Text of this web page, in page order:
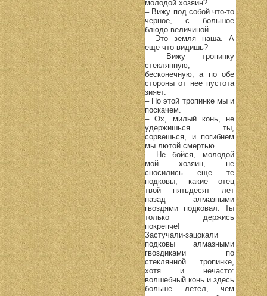
молодой хозяин?
– Вижу под собой что-то
черное, с большое
блюдо величиной.
– Это земля наша. А
еще что видишь?
– Вижу тропинку
стеклянную,
бесконечную, а по обе
стороны от нее пустота
зияет.
– По этой тропинке мы и
поскачем.
– Ох, милый конь, не
удержишься ты,
сорвешься, и погибнем
мы лютой смертью.
– Не бойся, молодой
мой хозяин, не
сносились еще те
подковы, какие отец
твой пятьдесят лет
назад алмазными
гвоздями подковал. Ты
только держись
покрепче!
Застучали-зацокали
подковы алмазными
гвоздиками по
стеклянной тропинке,
хотя и нечасто:
волшебный конь и здесь
больше летел, чем